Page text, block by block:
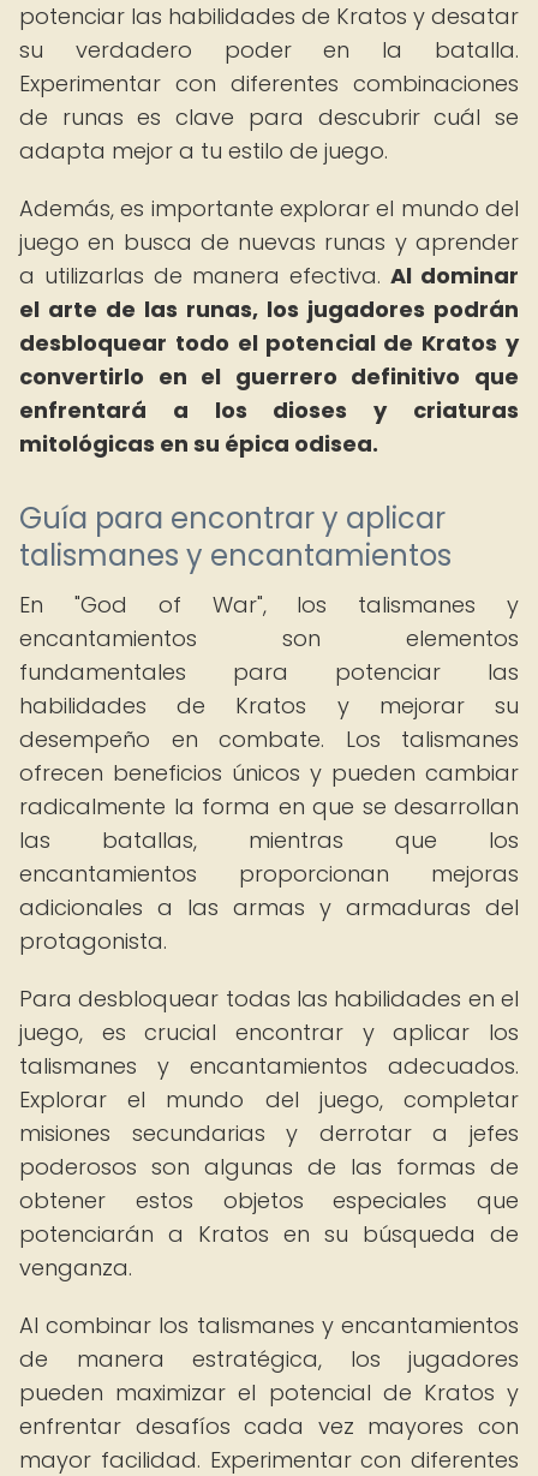
potenciar las habilidades de Kratos y desatar
su verdadero poder en la batalla.
Experimentar con diferentes combinaciones
de runas es clave para descubrir cuál se
adapta mejor a tu estilo de juego.
Además, es importante explorar el mundo del
juego en busca de nuevas runas y aprender
a utilizarlas de manera efectiva. Al dominar
el arte de las runas, los jugadores podrán
desbloquear todo el potencial de Kratos y
convertirlo en el guerrero definitivo que
enfrentará a los dioses y criaturas
mitológicas en su épica odisea.
Guía para encontrar y aplicar
talismanes y encantamientos
En "God of War", los talismanes y
encantamientos son elementos
fundamentales para potenciar las
habilidades de Kratos y mejorar su
desempeño en combate. Los talismanes
ofrecen beneficios únicos y pueden cambiar
radicalmente la forma en que se desarrollan
las batallas, mientras que los
encantamientos proporcionan mejoras
adicionales a las armas y armaduras del
protagonista.
Para desbloquear todas las habilidades en el
juego, es crucial encontrar y aplicar los
talismanes y encantamientos adecuados.
Explorar el mundo del juego, completar
misiones secundarias y derrotar a jefes
poderosos son algunas de las formas de
obtener estos objetos especiales que
potenciarán a Kratos en su búsqueda de
venganza.
Al combinar los talismanes y encantamientos
de manera estratégica, los jugadores
pueden maximizar el potencial de Kratos y
enfrentar desafíos cada vez mayores con
mayor facilidad. Experimentar con diferentes